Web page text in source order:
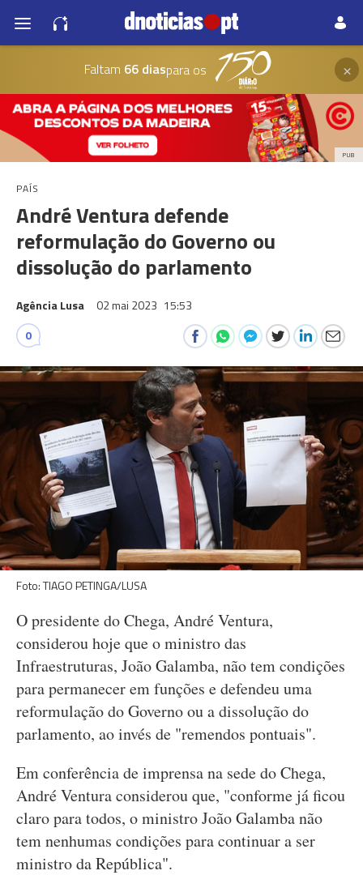
Faltam 66 diaspara os ×
PUB
PAÍS
André Ventura defende
reformulação do Governo ou
dissolução do parlamento
Agência Lusa 02 mai 2023 15:53
0
Foto: TIAGO PETINGA/LUSA
O presidente do Chega, André Ventura,
considerou hoje que o ministro das
Infraestruturas, João Galamba, não tem condições
para permanecer em funções e defendeu uma
reformulação do Governo ou a dissolução do
parlamento, ao invés de "remendos pontuais".
Em conferência de imprensa na sede do Chega,
André Ventura considerou que, "conforme já ficou
claro para todos, o ministro João Galamba não
tem nenhumas condições para continuar a ser
ministro da República".